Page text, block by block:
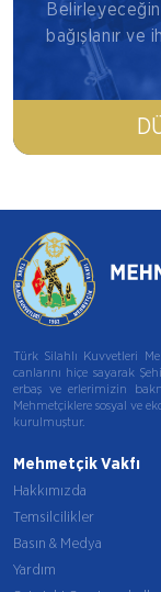
bağışlanır ve
Türk Silahlı Kuvvetleri
canlarını hiçe sayarak
erbaş ve erlerimizin
Mehmetçiklere sosyal ve
kurulmuştur.
Mehmetçik Vakfı
Hakkımızda
Temsilcilikler
Basın & Medya
Yardım